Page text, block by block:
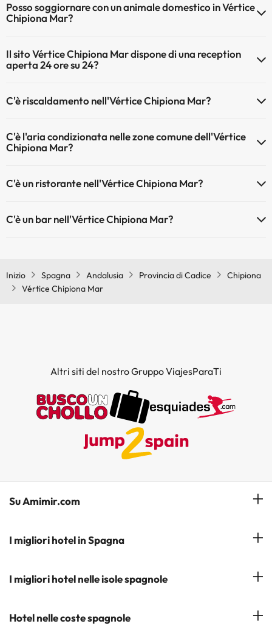
Posso soggiornare con un animale domestico in Vértice
Chipiona Mar?
Il sito Vértice Chipiona Mar dispone di una reception
aperta 24 ore su 24?
C'è riscaldamento nell'Vértice Chipiona Mar?
comuni
C'è l'aria condizionata nelle zone comune dell'Vértice
Chipiona Mar?
comuni.
C'è un ristorante nell'Vértice Chipiona Mar?
C'è un bar nell'Vértice Chipiona Mar?
Inizio Spagna Andalusia Provincia di Cadice
Chipiona
Vértice Chipiona Mar
Altri siti del nostro Gruppo ViajesParaTi
Su Amimir.com
Il Nostro Team
Iscrivetevi alla nostra newsletter
I migliori hotel in Spagna
Hotel a Salou
Hotel a Cádiz
I migliori hotel nelle isole spagnole
Hotel a Tenerife
Hotel nelle coste spagnole